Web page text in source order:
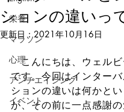
栄養
マラソン
心理
アンチエイジング
イベント
ションの違いっ
更新日：2021年10月16日
こんにちは、ウェルビ
です。今回はインター
ションの違いは何かと
が、その前に一点感謝の